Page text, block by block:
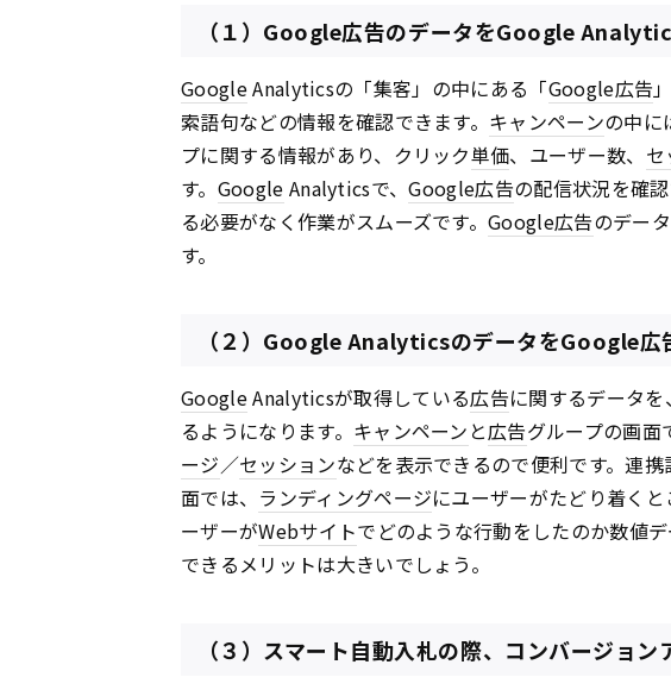
（１）Google広告のデータをGoogle
GoogleAnalyticsの「集客」の中にある「Google広告
索語句などの情報を確認できます。 キャンペーンの中に
プに関する情報があり、クリック単価、ユーザー数、
す。 Google Analyticsで、Google広告の配信状況を確
る必要がなく作業がスムーズです。Google広告のデー
す。
（２）Google AnalyticsのデータをGoogle広
GoogleAnalyticsが取得している広告に関するデータを、
るようになります。 キャンペーン と広告グループの画面
ージ／セッションなどを表示できるので便利です。連携
面では、 ランディングページにユーザーがたどり着く
ーザーがWebサイトでどのような行動をしたのか数値
できるメリットは大きいでしょう。
（３）スマート自動入札の際、コンバージョ